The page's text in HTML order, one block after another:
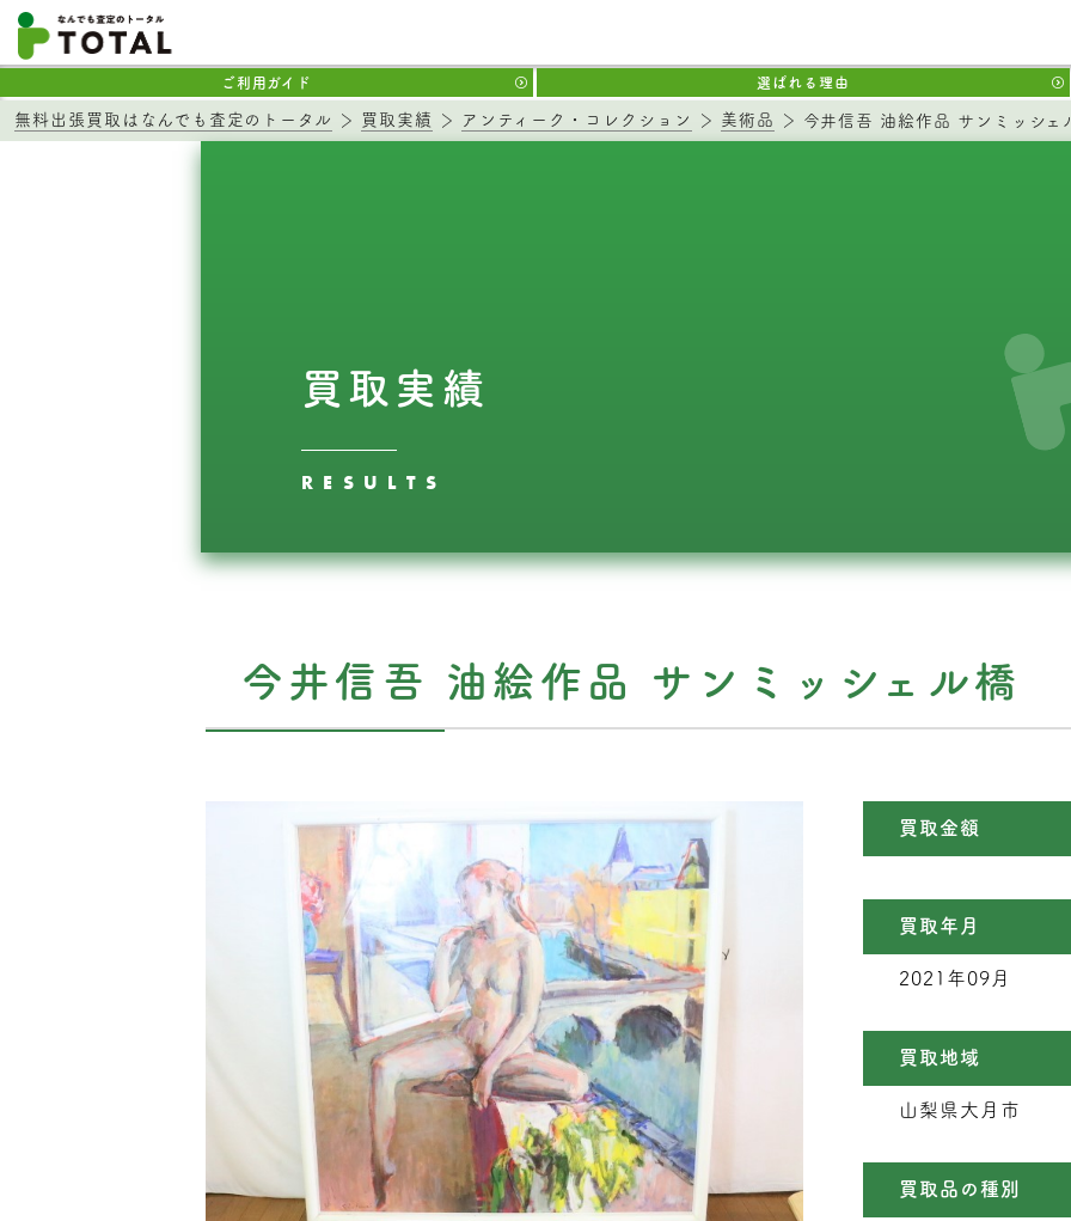
ご利用ガイド 選ばれる理由
無料出張買取はなんでも査定のトータル 買取実績 アンティーク・コレクション 美術品 今井信吾 油絵作品 サンミッシェ
買取実績
RESULTS
今井信吾 油絵作品 サンミッシェル橋
買取金額
買取年月
2021年09月
買取地域
山梨県大月市
買取品の種別